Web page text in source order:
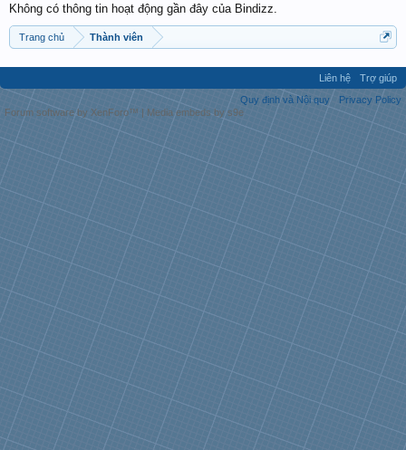
Không có thông tin hoạt động gần đây của Bindizz.
Trang chủ Thành viên
Liên hệ
Trợ giúp
Quy định và Nội quy
Privacy Policy
Forum software by XenForo™ | Media embeds by s9e